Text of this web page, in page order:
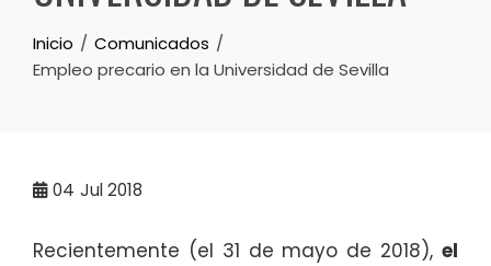
Inicio
Comunicados
Empleo precario en la Universidad de Sevilla
04 Jul 2018
Recientemente (el 31 de mayo de 2018), el